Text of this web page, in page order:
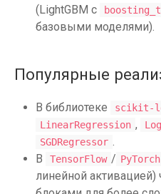
(LightGBM с
базовыми моделями).
Популярные
В библиотеке scikit-
LinearRegression ,
SGDRegressor .
В
TensorFlow / PyTorch
линейной